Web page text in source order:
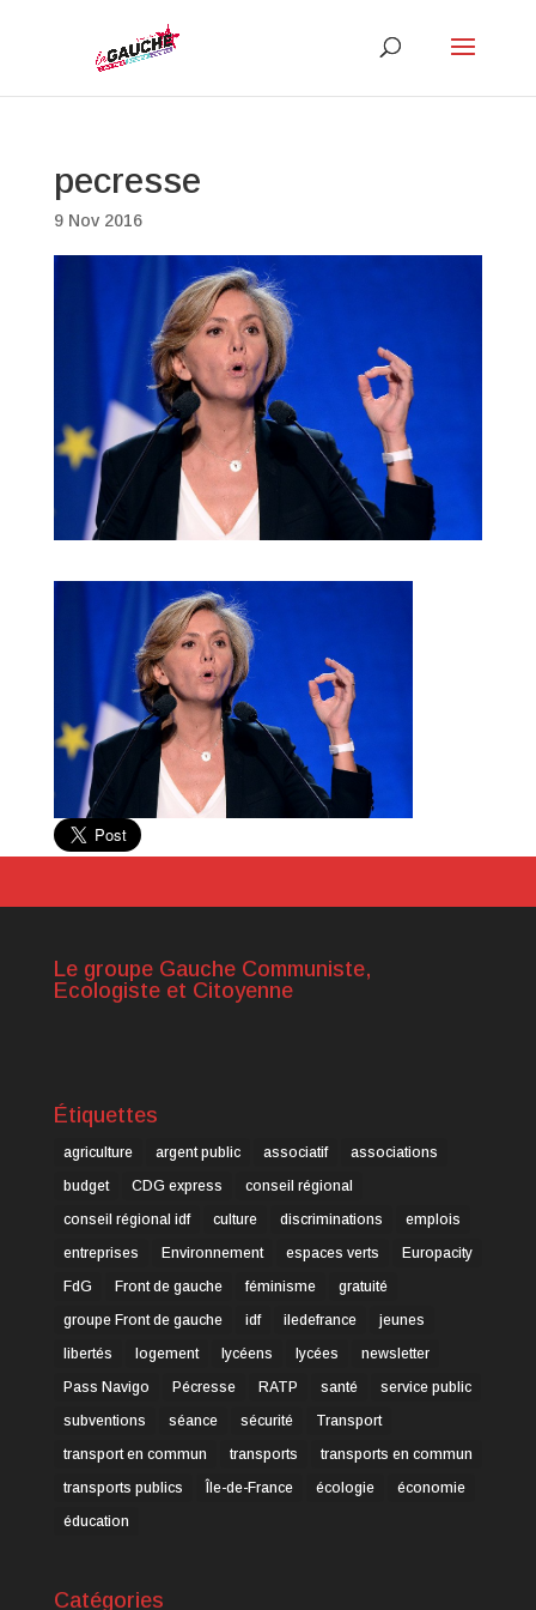
pecresse
9 Nov 2016
Le groupe Gauche Communiste,
Ecologiste et Citoyenne
Étiquettes
agriculture argent public associatif
associations
budget
CDG express
conseil régional
conseil régional idf
culture discriminations
emplois
entreprises
Environnement espaces verts
Europacity
FdG
Front de gauche féminisme
gratuité
groupe Front de gauche
idf iledefrance
jeunes
libertés
logement lycéens lycées
newsletter
Pass Navigo
Pécresse RATP santé
service public
subventions
séance sécurité
Transport
transport en commun
transports
transports en commun
transports publics
Île-de-France écologie
économie
éducation
Catégories